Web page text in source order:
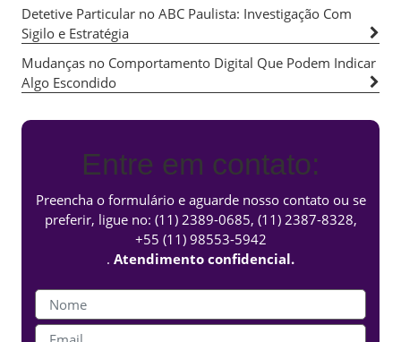
Detetive Particular no ABC Paulista: Investigação Com
Sigilo e Estratégia
Mudanças no Comportamento Digital Que Podem Indicar
Algo Escondido
Entre em contato:
Preencha o formulário e aguarde nosso contato ou se
preferir, ligue no: (11) 2389-0685, (11) 2387-8328,
+55 (11) 98553-5942
. Atendimento confidencial.